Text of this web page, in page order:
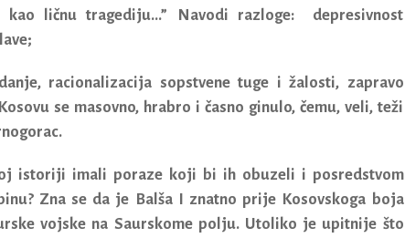
ličnu tragediju…” Navodi razloge: depresivnost
racionalizacija sopstvene tuge i žalosti, zapravo
se masovno, hrabro i časno ginulo, čemu, veli, teži
istoriji imali poraze koji bi ih obuzeli i posredstvom
Zna se da je Balša I znatno prije Kosovskoga boja
vojske na Saurskome polju. Utoliko je upitnije što